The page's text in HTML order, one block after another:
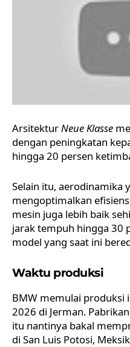
ArsitekturNeue Klasse
dengan peningkatan
hingga 20 persen
Selain itu, aerodinamika
mengoptimalkan
mesin juga lebih baik
jarak tempuh hingga 30
model yang saat ini
Waktu produksi
BMW memulai produksi
2026 di Jerman.
itu nantinya bakal
di San Luis Potosi,